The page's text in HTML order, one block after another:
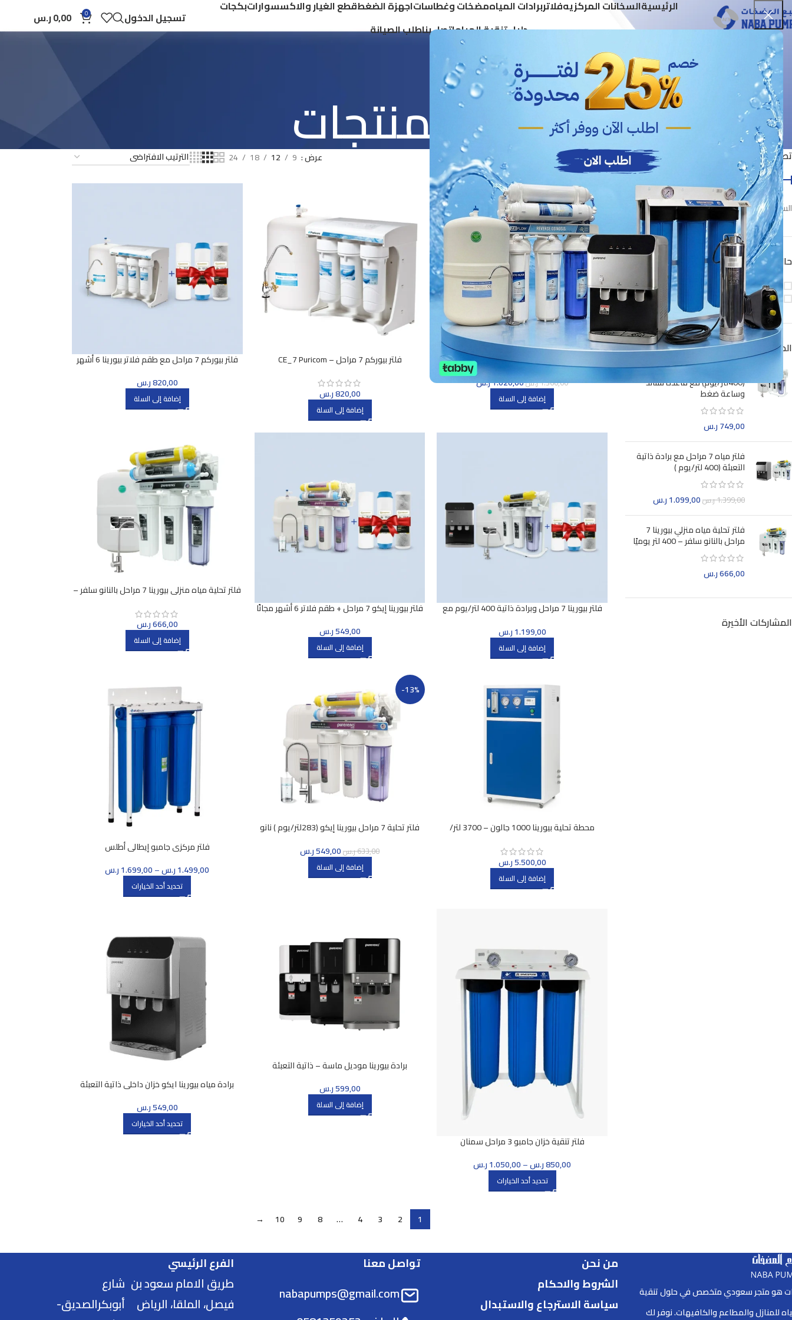
الرئيسيةالسخانات المركزيهفلاتربرادات المياهمضخات وغطاساتاجهزة الضغطقطع الغيار والاكسسواراتبكجات
دليل تنقية المياهاتصل بناطلب الصيانة
تسجيل الدخول 0
0,00ر.س
جميع المنتجات تصفية حسب السعر
تصفية السعر:40 ر.س —90.300 ر.س
حالة المخزون
تخفيضات
متوفر في المخزن
المنتجات الأعلى تقييمًا
جهاز تحلية منزلي بيورينا 7 مراحل
(400لتر/يوم) مع قاعده ستاند
وساعة ضغط
749,00ر.س
فلتر مياه 7 مراحل مع برادة ذاتية
التعبئة (400 لتر/يوم )
1.399,00ر.س1.099,00ر.س
فلتر تحلية مياه منزلي بيورينا 7
مراحل بالنانو سلفر – 400 لتر يوميًا
666,00ر.س
المشاركات الأخيرة
الرئيسية جميع المنتجات عرض 9
12
18
24
-25%
فلتر ماء سمارتا
1.360,00ر.س1.020,00ر.س
إضافة إلى السلة
فلتر بيوركم 7 مراحل – CE_7 Puricom
820,00ر.س
إضافة إلى السلة
فلتر بيوركم 7 مراحل مع طقم فلاتر بيورينا 6 أشهر
820,00ر.س
إضافة إلى السلة
فلتر بيورينا 7 مراحل وبرادة ذاتية 400 لتر/يوم مع
1.199,00ر.س
إضافة إلى السلة
فلتر بيورينا إيكو 7 مراحل + طقم فلاتر 6 أشهر مجانًا
549,00ر.س
إضافة إلى السلة
فلتر تحلية مياه منزلي بيورينا 7 مراحل بالنانو سلفر –
666,00ر.س
إضافة إلى السلة
محطة تحلية بيورينا 1000 جالون – 3700 لتر/
5.500,00ر.س
إضافة إلى السلة
-13%
فلتر تحلية 7 مراحل بيورينا إيكو (283لتر/يوم ) نانو
633,00ر.س549,00ر.س
إضافة إلى السلة
فلتر مركزي جامبو إيطالي أطلس
1.499,00ر.س–
1.699,00ر.س
تحديد أحد الخيارات
فلتر تنقية خزان جامبو 3 مراحل سمنان
850,00ر.س–
1.050,00ر.س
تحديد أحد الخيارات
برادة بيورينا موديل ماسة – ذاتية التعبئة
599,00ر.س
إضافة إلى السلة
برادة مياه بيورينا ايكو خزان داخلي ذاتية التعبئة
549,00ر.س
تحديد أحد الخيارات
1
2
3
4
…
8
9
10
→
هو متجر سعودي متخصص في حلول تنقية
للمنازل والمطاعم والكافيهات. نوفر لك
من نحن
الشروط والاحكام
سياسة الاسترجاع والاستبدال
تواصل معنا
nabapumps@gmail.com
الفرع الرئيسي
طريق الامام سعود بن
فيصل، الملقا، الرياض
شارع
أبوبكرالصديق-